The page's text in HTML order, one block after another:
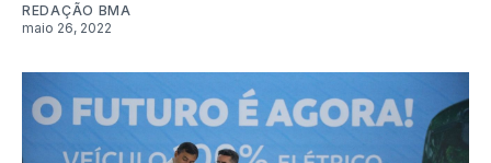
REDAÇÃO BMA
maio 26, 2022